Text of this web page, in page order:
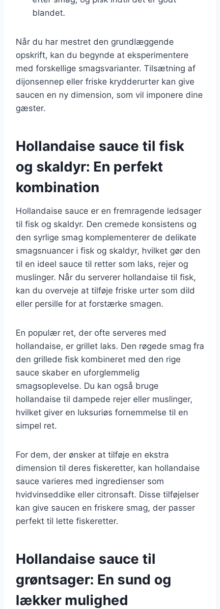
blandet.
Når du har mestret den grundlæggende
opskrift, kan du begynde at eksperimentere
med forskellige smagsvarianter. Tilsætning af
dijonsennep eller friske krydderurter kan give
saucen en ny dimension, som vil imponere dine
gæster.
Hollandaise sauce til fisk
og skaldyr: En perfekt
kombination
Hollandaise sauce er en fremragende ledsager
til fisk og skaldyr. Den cremede konsistens og
den syrlige smag komplementerer de delikate
smagsnuancer i fisk og skaldyr, hvilket gør den
til en ideel sauce til retter som laks, rejer og
muslinger. Når du serverer hollandaise til fisk,
kan du overveje at tilføje friske urter som dild
eller persille for at forstærke smagen.
En populær ret, der ofte serveres med
hollandaise, er grillet laks. Den røgede smag fra
den grillede fisk kombineret med den rige
sauce skaber en uforglemmelig
smagsoplevelse. Du kan også bruge
hollandaise til dampede rejer eller muslinger,
hvilket giver en luksuriøs fornemmelse til en
simpel ret.
For dem, der ønsker at tilføje en ekstra
dimension til deres fiskeretter, kan hollandaise
sauce varieres med ingredienser som
hvidvinseddike eller citronsaft. Disse tilføjelser
kan give saucen en friskere smag, der passer
perfekt til lette fiskeretter.
Hollandaise sauce til
grøntsager: En sund og
lækker mulighed